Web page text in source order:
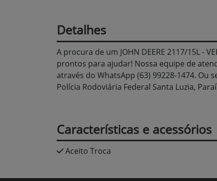
Detalhes
A procura de um JOHN DEERE 2117/15L -
prontos para ajudar! Nossa equipe de
através do WhatsApp (63) 99228-1474. Ou
Polícia Rodoviária Federal Santa Luzia,
Características e acessórios
Aceito Troca